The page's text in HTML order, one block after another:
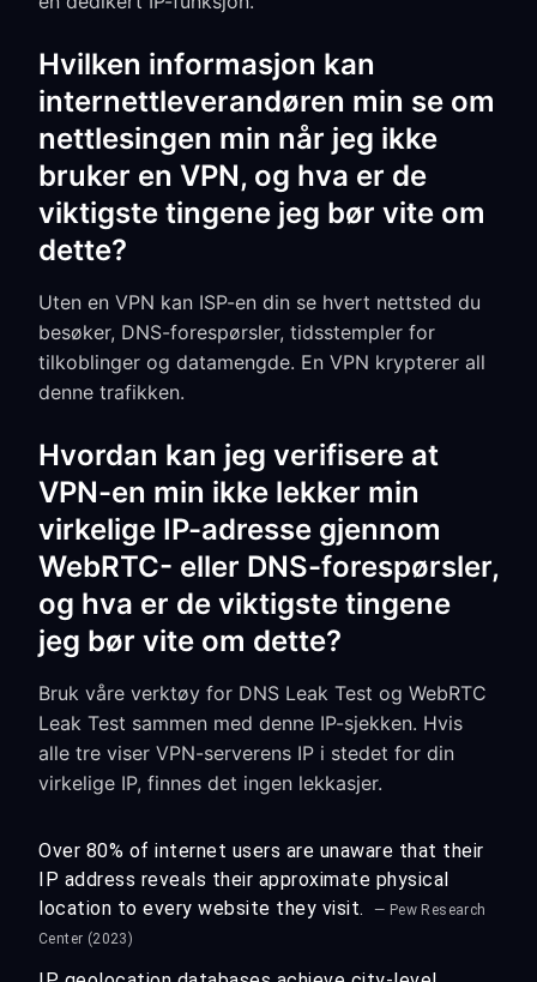
Hvilken informasjon kan
internettleverandøren min se om
nettlesingen min når jeg ikke
bruker en VPN, og hva er de
viktigste tingene jeg bør vite om
dette?
Uten en VPN kan ISP-en din se hvert nettsted du
besøker, DNS-forespørsler, tidsstempler for
tilkoblinger og datamengde. En VPN krypterer all
denne trafikken.
Hvordan kan jeg verifisere at
VPN-en min ikke lekker min
virkelige IP-adresse gjennom
WebRTC- eller DNS-forespørsler,
og hva er de viktigste tingene
jeg bør vite om dette?
Bruk våre verktøy for DNS Leak Test og WebRTC
Leak Test sammen med denne IP-sjekken. Hvis
alle tre viser VPN-serverens IP i stedet for din
virkelige IP, finnes det ingen lekkasjer.
Over 80% of internet users are unaware that their
IP address reveals their approximate physical
location to every website they visit.
— Pew Research
Center (2023)